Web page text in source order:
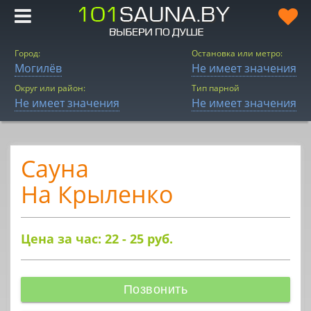
Город:
Могилёв
Округ или район:
Не имеет значения
Остановка или метро:
Не имеет значения
Тип парной
Не имеет значения
Сауна
На Крыленко
Цена за час: 22 - 25 руб.
Позвонить